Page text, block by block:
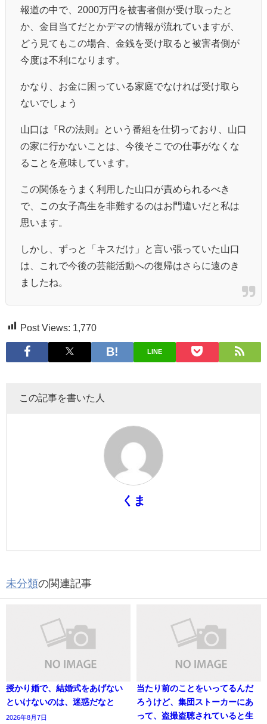
報道の中で、2000万円を被害者側が受け取ったと
か、金目当てだとかデマの情報が流れていますが、
どう見てもこの場合、金銭を受け取ると被害者側が
今度は不利になります。
かなり、お金に困っている家庭でなければ受け取ら
ないでしょう
山口は『Rの法則』という番組を仕切っており、山口
の家に行かないことは、今後そこでの仕事がなくな
ることを意味しています。
この関係をうまく利用した山口が責められるべき
で、この女子高生を非難するのはお門違いだと私は
思います。
しかし、ずっと「キスだけ」と言い張っていた山口
は、これで今後の芸能活動への復帰はさらに遠のき
ましたね。
Post Views: 1,770
LINE
この記事を書いた人
くま
未分類の関連記事
授かり婚で、結婚式をあげない
といけないのは、迷惑だなと
2026年8月7日
当たり前のことをいってるんだ
ろうけど、集団ストーカーにあ
って、盗撮盗聴されていると生